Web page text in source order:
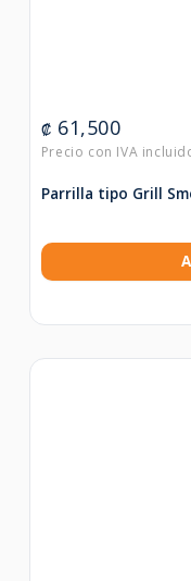
₡ 61,500
Parrilla tipo Grill